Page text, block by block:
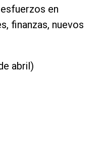
en
finanzas, nuevos
abril)